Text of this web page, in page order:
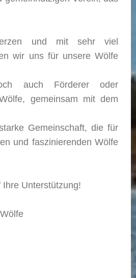
und mit sehr viel
wir uns für unsere Wölfe
auch Förderer oder
gemeinsam mit dem
Gemeinschaft, die für
und faszinierenden Wölfe
Unterstützung!